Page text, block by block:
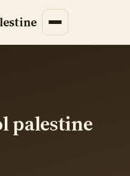
palestine